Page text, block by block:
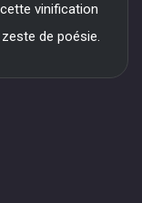
vinification
de poésie.